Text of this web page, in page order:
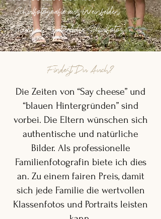
Schulfotografie aus Weinfelden
Thurgau - natürliche Schulfotos
Findest Du Auch?
Die Zeiten von “Say cheese” und
“blauen Hintergründen” sind
vorbei. Die Eltern wünschen sich
authentische und natürliche
Bilder. Als professionelle
Familienfotografin biete ich dies
an. Zu einem fairen Preis, damit
sich jede Familie die wertvollen
Klassenfotos und Portraits leisten